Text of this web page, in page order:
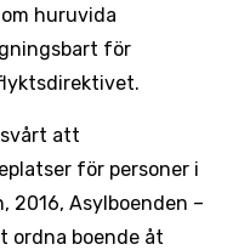
huruvida
för
att
för personer i
2016, Asylboenden –
ordna boende åt